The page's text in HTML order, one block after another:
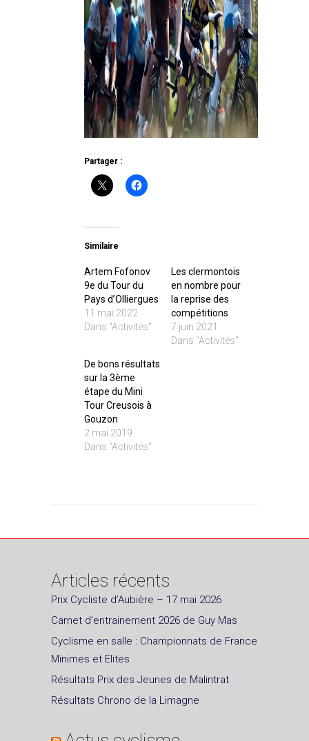
Partager :
Similaire
Artem Fofonov
9e du Tour du
Pays d’Olliergues
11 mai 2022
Dans "Activités"
Les clermontois
en nombre pour
la reprise des
compétitions
7 juin 2021
Dans "Activités"
De bons résultats
sur la 3ème
étape du Mini
Tour Creusois à
Gouzon
2 mai 2019
Dans "Activités"
Articles récents
Prix Cycliste d’Aubière – 17 mai 2026
Carnet d’entrainement 2026 de Guy Mas
Cyclisme en salle : Championnats de France
Minimes et Elites
Résultats Prix des Jeunes de Malintrat
Résultats Chrono de la Limagne